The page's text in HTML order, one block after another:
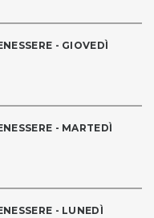
- GIOVEDÌ
- MARTEDÌ
- LUNEDÌ